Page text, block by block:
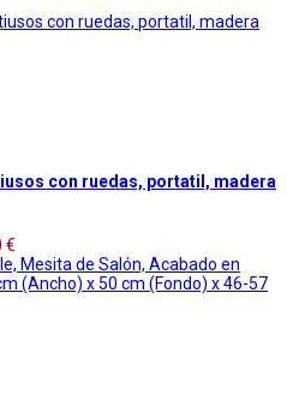
con ruedas, portatil, madera
€